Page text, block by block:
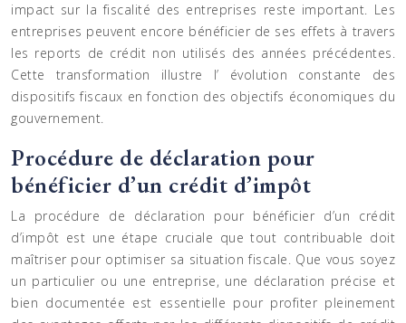
impact sur la fiscalité des entreprises reste important. Les
entreprises peuvent encore bénéficier de ses effets à travers
les reports de crédit non utilisés des années précédentes.
Cette transformation illustre l’ évolution constante des
dispositifs fiscaux en fonction des objectifs économiques du
gouvernement.
Procédure de déclaration pour
bénéficier d’un crédit d’impôt
La procédure de déclaration pour bénéficier d’un crédit
d’impôt est une étape cruciale que tout contribuable doit
maîtriser pour optimiser sa situation fiscale. Que vous soyez
un particulier ou une entreprise, une déclaration précise et
bien documentée est essentielle pour profiter pleinement